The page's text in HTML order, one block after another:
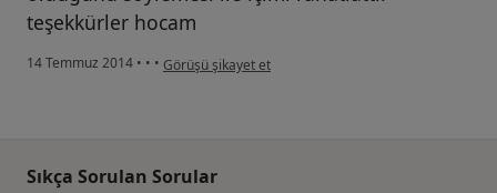
teşekkürler hocam
14 Temmuz 2014 • • • kullanıcının görüşüne göre ba....
Görüşü şikayet et
Sıkça Sorulan Sorular